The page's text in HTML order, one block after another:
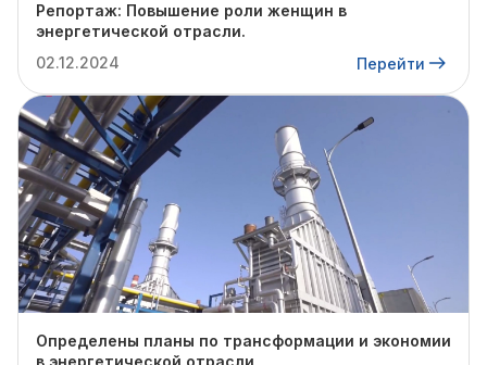
Репортаж: Повышение роли женщин в
энергетической отрасли.
02.12.2024
Перейти
Определены планы по трансформации и экономии
в энергетической отрасли